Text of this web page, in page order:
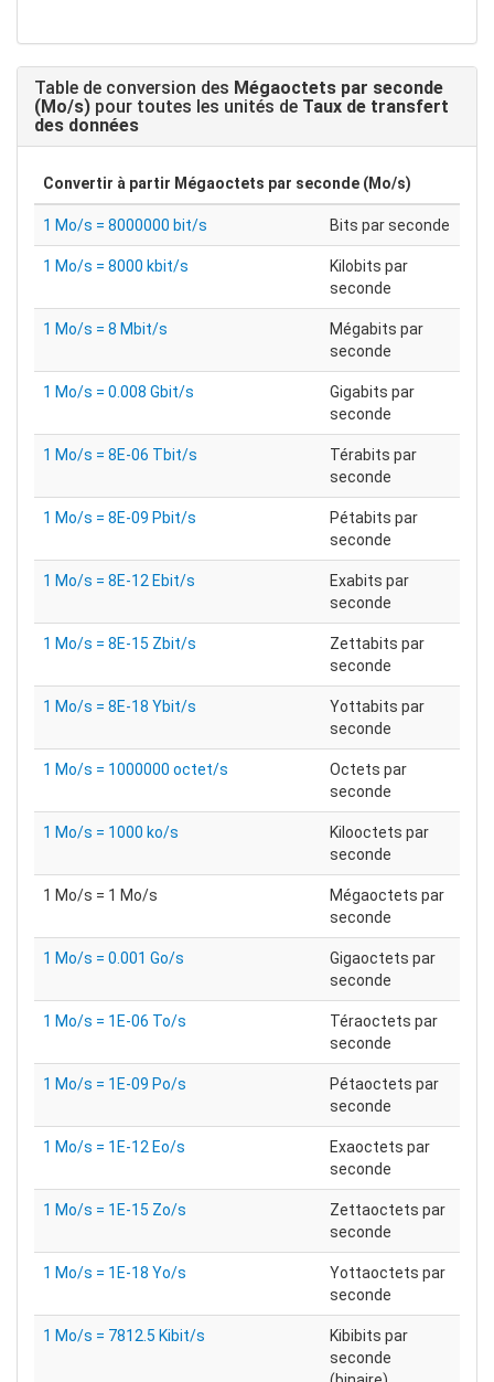
Table de conversion des Mégaoctets par seconde
(Mo/s) pour toutes les unités de Taux de transfert
des données
Convertir à partir Mégaoctets par seconde (Mo/s)
1 Mo/s = 8000000 bit/s Bits par seconde
1 Mo/s = 8000 kbit/s
Kilobits par
seconde
1 Mo/s = 8 Mbit/s
Mégabits par
seconde
1 Mo/s = 0.008 Gbit/s
Gigabits par
seconde
1 Mo/s = 8E-06 Tbit/s
Térabits par
seconde
1 Mo/s = 8E-09 Pbit/s
Pétabits par
seconde
1 Mo/s = 8E-12 Ebit/s
Exabits par
seconde
1 Mo/s = 8E-15 Zbit/s
Zettabits par
seconde
1 Mo/s = 8E-18 Ybit/s
Yottabits par
seconde
1 Mo/s = 1000000 octet/s
Octets par
seconde
1 Mo/s = 1000 ko/s
Kilooctets par
seconde
1 Mo/s = 1 Mo/s
Mégaoctets par
seconde
1 Mo/s = 0.001 Go/s
Gigaoctets par
seconde
1 Mo/s = 1E-06 To/s
Téraoctets par
seconde
1 Mo/s = 1E-09 Po/s
Pétaoctets par
seconde
1 Mo/s = 1E-12 Eo/s
Exaoctets par
seconde
1 Mo/s = 1E-15 Zo/s
Zettaoctets par
seconde
1 Mo/s = 1E-18 Yo/s
Yottaoctets par
seconde
1 Mo/s = 7812.5 Kibit/s
Kibibits par
seconde